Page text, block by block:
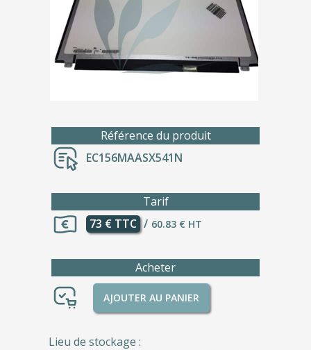
Référence du produit
EC156MAASX541N
Tarif
73 € TTC / 60.83 € HT
Acheter
AJOUTER AU PANIER
Lieu de stockage :